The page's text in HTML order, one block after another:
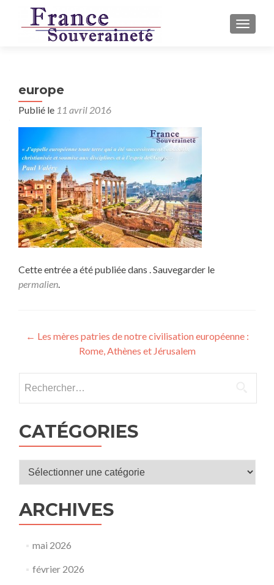
europe
Publié le 11 avril 2016
Cette entrée a été publiée dans . Sauvegarder le
permalien.
Navigation
l’article
← Les mères patries de notre civilisation européenne :
Rome, Athènes et Jérusalem
CATÉGORIES
Catégories
ARCHIVES
mai 2026
février 2026